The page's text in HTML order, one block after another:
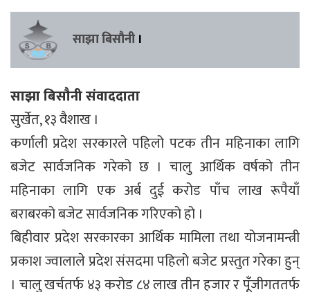
साझा बिसौनी ।
साझा बिसौनी संवाददाता
सुर्खेत, १३ वैशाख ।
कर्णाली प्रदेश सरकारले पहिलो पटक तीन महिनाका लागि
बजेट सार्वजनिक गरेको छ । चालु आर्थिक वर्षको तीन
महिनाका लागि एक अर्ब दुई करोड पाँच लाख रूपैयाँ
बराबरको बजेट सार्वजनिक गरिएको हो ।
बिहीवार प्रदेश सरकारका आर्थिक मामिला तथा योजनामन्त्री
प्रकाश ज्वालाले प्रदेश संसदमा पहिलो बजेट प्रस्तुत गरेका हुन्
। चालु खर्चतर्फ ४३ करोड ८४ लाख तीन हजार र पूँजीगततर्फ